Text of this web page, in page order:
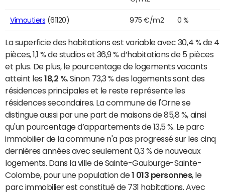
Vimoutiers (61120) 975 €/m2 0 %
La superficie des habitations est variable avec 30,4 % de 4
pièces, 1,1 % de studios et 36,9 % d’habitations de 5 pièces
et plus. De plus, le pourcentage de logements vacants
atteint les18,2 % . Sinon 73,3 % des logements sont des
résidences principales et le reste représente les
résidences secondaires. La commune de l'Orne se
distingue aussi par une part de maisons de 85,8 %, ainsi
qu'un pourcentage d’appartements de 13,5 %. Le parc
immobilier de la commune n'a pas progressé sur les cinq
dernières années avec seulement 0,3 % de nouveaux
logements. Dans la ville de Sainte-Gauburge-Sainte-
Colombe, pour une population de1 013 personnes, le
parc immobilier est constitué de 731 habitations. Avec